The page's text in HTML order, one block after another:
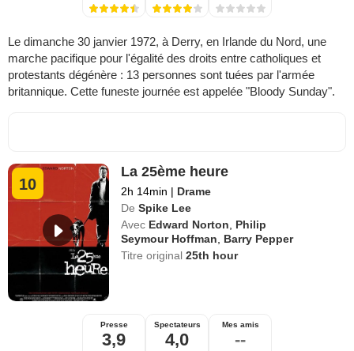
Le dimanche 30 janvier 1972, à Derry, en Irlande du Nord, une
marche pacifique pour l'égalité des droits entre catholiques et
protestants dégénère : 13 personnes sont tuées par l'armée
britannique. Cette funeste journée est appelée "Bloody Sunday".
10
La 25ème heure
2h 14min | Drame
De Spike Lee
Avec Edward Norton, Philip
Seymour Hoffman, Barry Pepper
Titre original25th hour
Presse
3,9
Spectateurs
4,0
Mes amis
--